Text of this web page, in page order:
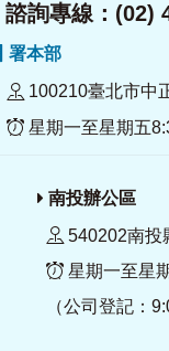
詢專線：(02)
署本部
100210臺北市中
星期一至星期五
南投辦公區
540202南投
星期一至星
（公司登記：